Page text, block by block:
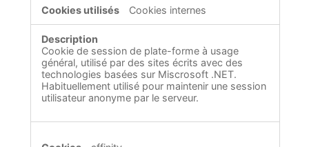
Cookies internes
Cookie de session de plate-forme à usage
général, utilisé par des sites écrits avec des
technologies basées sur Miscrosoft .NET.
Habituellement utilisé pour maintenir une session
utilisateur anonyme par le serveur.